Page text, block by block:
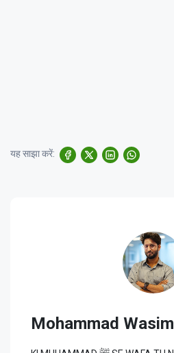
यह साझा करें:
Mohammad Wasim